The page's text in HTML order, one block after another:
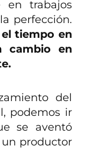
en trabajos
perfección.
tiempo en
cambio en
del
podemos ir
se aventó
un productor